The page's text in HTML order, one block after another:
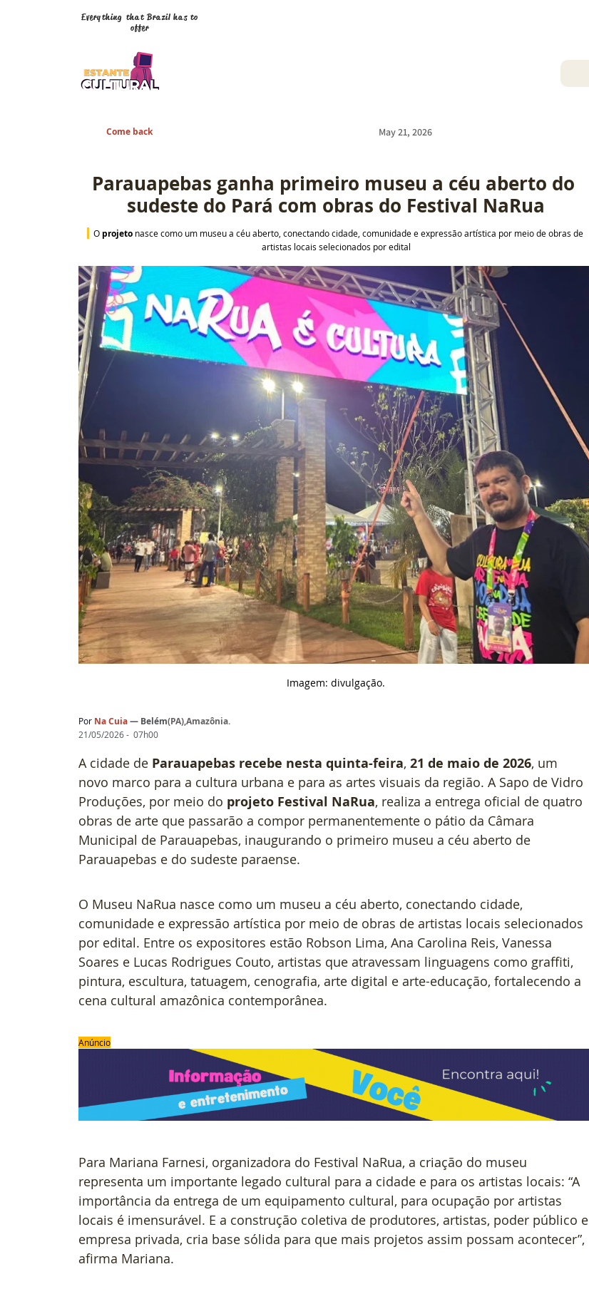
Everything that Brazil has to
offer
Come back May 21, 2026
Parauapebas ganha primeiro museu a céu aberto do
sudeste do Pará com obras do Festival NaRua
O projeto nasce como um museu a céu aberto, conectando cidade, comunidade e expressão artística por meio de obras de
artistas locais selecionados por edital
Imagem: divulgação.
Por Na Cuia— Belém(PA),Amazônia.
21/05/2026 -  07h00
A cidade de Parauapebas recebe nesta quinta-feira, 21 de maio de 2026, um
novo marco para a cultura urbana e para as artes visuais da região. A Sapo de Vidro
Produções, por meio do projeto Festival NaRua, realiza a entrega oficial de quatro
obras de arte que passarão a compor permanentemente o pátio da Câmara
Municipal de Parauapebas, inaugurando o primeiro museu a céu aberto de
Parauapebas e do sudeste paraense.
O Museu NaRua nasce como um museu a céu aberto, conectando cidade,
comunidade e expressão artística por meio de obras de artistas locais selecionados
por edital. Entre os expositores estão Robson Lima, Ana Carolina Reis, Vanessa
Soares e Lucas Rodrigues Couto, artistas que atravessam linguagens como graffiti,
pintura, escultura, tatuagem, cenografia, arte digital e arte-educação, fortalecendo a
cena cultural amazônica contemporânea.
Anúncio
Para Mariana Farnesi, organizadora do Festival NaRua, a criação do museu
representa um importante legado cultural para a cidade e para os artistas locais: “A
importância da entrega de um equipamento cultural, para ocupação por artistas
locais é imensurável. E a construção coletiva de produtores, artistas, poder público e
empresa privada, cria base sólida para que mais projetos assim possam acontecer”,
afirma Mariana.